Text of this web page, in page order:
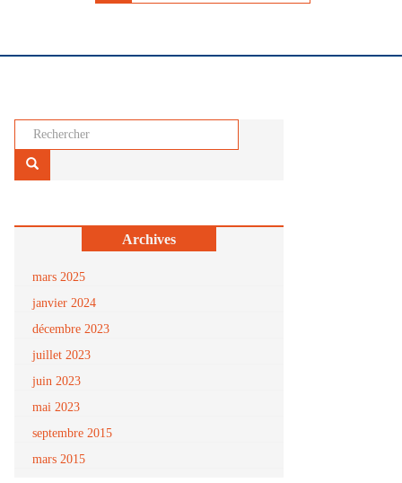
Archives
mars 2025
janvier 2024
décembre 2023
juillet 2023
juin 2023
mai 2023
septembre 2015
mars 2015